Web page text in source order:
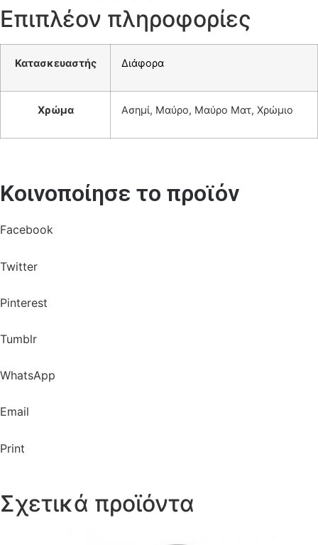
Επιπλέον πληροφορίες
Κατασκευαστής Διάφορα
Χρώμα Ασημί, Μαύρο, Μαύρο Ματ, Χρώμιο
Κοινοποίησε το προϊόν
Facebook
Twitter
Pinterest
Tumblr
WhatsApp
Email
Print
Σχετικά προϊόντα